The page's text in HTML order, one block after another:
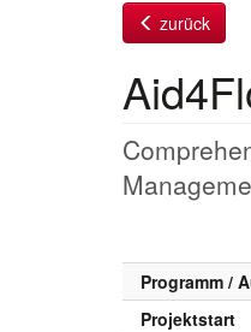
zurück
Programm /
Projektstart